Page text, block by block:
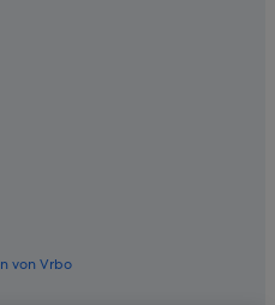
von Vrbo